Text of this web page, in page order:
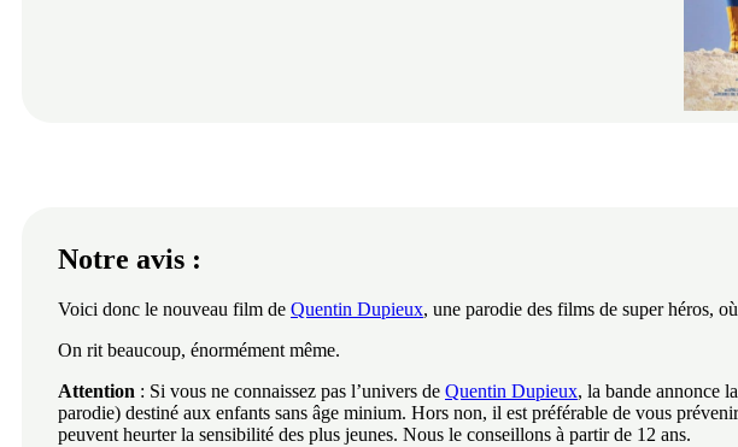
Notre avis :
Voici donc le nouveau film de Quentin Dupieux, une parodie des films de super héros,
On rit beaucoup, énormément même.
Attention : Si vous ne connaissez pas l’univers de Quentin Dupieux, la bande annonce
parodie) destiné aux enfants sans âge minium. Hors non, il est préférable de vous
peuvent heurter la sensibilité des plus jeunes. Nous le conseillons à partir de 12 ans.